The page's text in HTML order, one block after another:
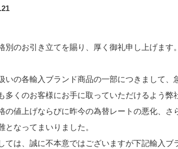
別のお引き立てを賜り、厚く御礼申し上げます。
いの各輸入ブランド商品の一部につきまして、
多くのお客様にお手に取っていただけるよう
の値上げならびに昨今の為替レートの悪化、
となってまいりました。
ては、誠に不本意ではございますが下記輸入ブ